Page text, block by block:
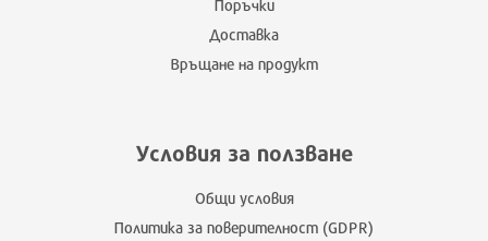
Поръчки
Доставка
Връщане на продукт
Условия за ползване
Общи условия
Политика за поверителност (GDPR)